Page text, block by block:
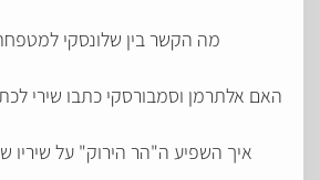
מה הקשר בין שלונסקי
האם אלתרמן וסמבורסקי כתבו שירי
איך השפיע ה"הר הירוק" על שיריו